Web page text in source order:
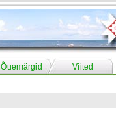
Õuemärgid Viited